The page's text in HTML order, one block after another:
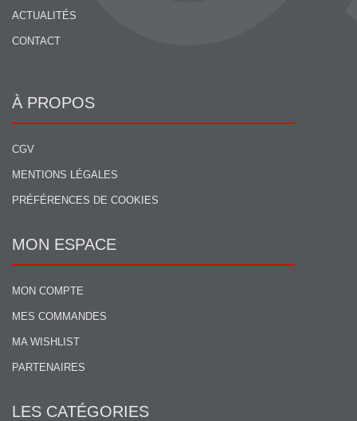
ACTUALITÉS
CONTACT
À PROPOS
CGV
MENTIONS LÉGALES
PRÉFÉRENCES DE COOKIES
MON ESPACE
MON COMPTE
MES COMMANDES
MA WISHLIST
PARTENAIRES
LES CATÉGORIES